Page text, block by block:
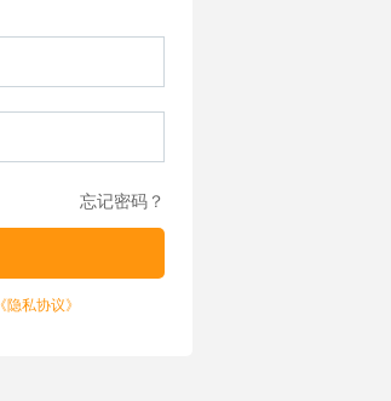
忘记密码？
《隐私协议》